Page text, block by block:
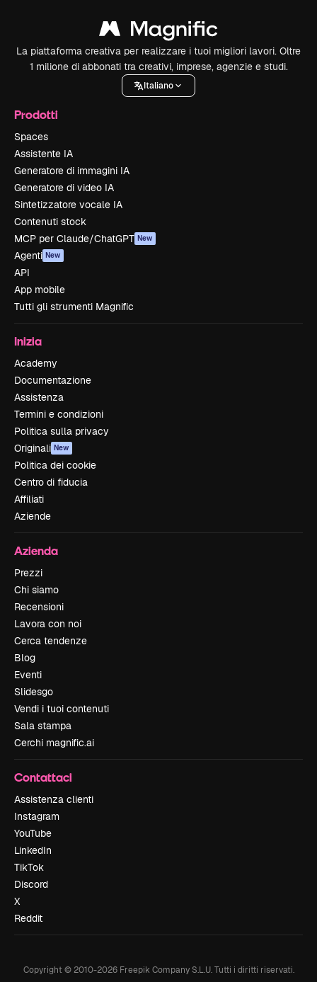
La piattaforma creativa per realizzare i tuoi migliori lavori. Oltre
1 milione di abbonati tra creativi, imprese, agenzie e studi.
Italiano
Prodotti
Spaces
Assistente IA
Generatore di immagini IA
Generatore di video IA
Sintetizzatore vocale IA
Contenuti stock
MCP per Claude/ChatGPT New
Agenti New
API
App mobile
Tutti gli strumenti Magnific
Inizia
Academy
Documentazione
Assistenza
Termini e condizioni
Politica sulla privacy
Originali New
Politica dei cookie
Centro di fiducia
Affiliati
Aziende
Azienda
Prezzi
Chi siamo
Recensioni
Lavora con noi
Cerca tendenze
Blog
Eventi
Slidesgo
Vendi i tuoi contenuti
Sala stampa
Cerchi magnific.ai
Contattaci
Assistenza clienti
Instagram
YouTube
LinkedIn
TikTok
Discord
X
Reddit
Copyright © 2010-2026Freepik Company S.L.U. Tutti i diritti riservati.